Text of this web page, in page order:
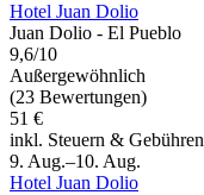
Hotel Juan Dolio
Juan Dolio - El Pueblo
9,6/10
Außergewöhnlich
(23 Bewertungen)
51 €
inkl. Steuern & Gebühren
9. Aug.–10. Aug.
Hotel Juan Dolio